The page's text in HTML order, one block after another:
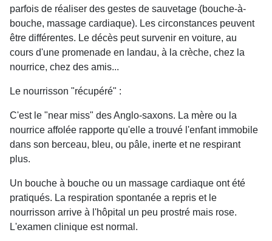
parfois de réaliser des gestes de sauvetage (bouche-à-
bouche, massage cardiaque). Les circonstances peuvent
être différentes. Le décès peut survenir en voiture, au
cours d'une promenade en landau, à la crèche, chez la
nourrice, chez des amis...
Le nourrisson "récupéré" :
C'est le "near miss" des Anglo-saxons. La mère ou la
nourrice affolée rapporte qu'elle a trouvé l'enfant immobile
dans son berceau, bleu, ou pâle, inerte et ne respirant
plus.
Un bouche à bouche ou un massage cardiaque ont été
pratiqués. La respiration spontanée a repris et le
nourrisson arrive à l'hôpital un peu prostré mais rose.
L'examen clinique est normal.